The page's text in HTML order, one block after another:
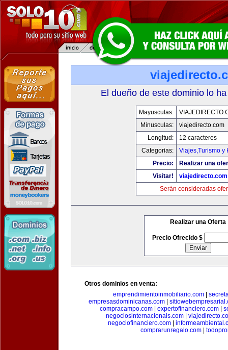
El dueño de este dominio lo
Mayusculas:
Minusculas:
viajedirecto.com
Longitud:
12 caracteres
Categorias:
Viajes,Turismo y
Precio:
Realizar una
Visitar!
viajedirecto.com
Serán consideradas
Realizar una Oferta
Precio Ofrecido $
Otros dominios en venta:
emprendimientoinmobiliario.com|
empresasdominicanas.com|
compracampo.com| expertofinanciero.com|
negociosinternacionais.com
negociofinanciero.com
comprarunregalo.com